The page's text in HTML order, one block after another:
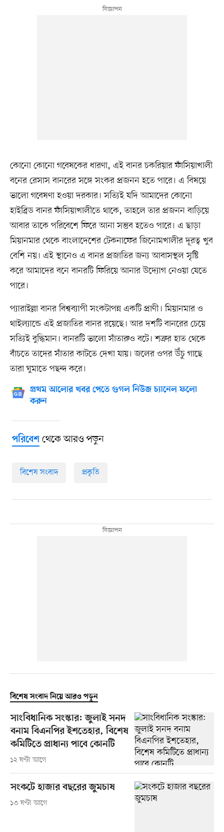
কোনো কোনো গবেষকের ধারণা, এই বানর চকরিয়ার ফাঁসিয়াখালী
বনের রেসাস বানরের সঙ্গে সংকর প্রজনন হতে পারে। এ বিষয়ে
ভালো গবেষণা হওয়া দরকার। সত্যিই যদি আমাদের কোনো
হাইব্রিড বানর ফাঁসিয়াখালীতে থাকে, তাহলে তার প্রজনন বাড়িয়ে
আবার তাকে পরিবেশে ফিরে আনা সম্ভব হতেও পারে। এ ছাড়া
মিয়ানমার থেকে বাংলাদেশের টেকনাফের জিনোমখালীর দূরত্ব খুব
বেশি নয়। এই স্থানেও এ বানর প্রজাতির জন্য আবাসস্থল সৃষ্টি
করে আমাদের বনে বানরটি ফিরিয়ে আনার উদ্যোগ নেওয়া যেতে
পারে।
প্যারাইল্লা বানর বিশ্বব্যাপী সংকটাপন্ন একটি প্রাণী। মিয়ানমার ও
থাইল্যান্ডে এই প্রজাতির বানর রয়েছে। আর দশটি বানরের চেয়ে
সত্যিই বুদ্ধিমান। বানরটি ভালো সাঁতারুও বটে। শত্রুর হাত থেকে
বাঁচতে তাদের সাঁতার কাটতে দেখা যায়। জলের ওপর উঁচু গাছে
তারা ঘুমাতে পছন্দ করে।
প্রথম আলোর খবর পেতে গুগল নিউজ চ্যানেল ফলো
করুন
পরিবেশথেকে আরও পড়ুন
বিশেষ সংবাদ প্রকৃতি
বিশেষ সংবাদ নিয়ে আরও পড়ুন
সাংবিধানিক সংস্কার: জুলাই সনদ
বনাম বিএনপির ইশতেহার, বিশেষ
কমিটিতে প্রাধান্য পাবে কোনটি
১২ ঘণ্টা আগে
সংকটে হাজার বছরের জুমচাষ
১৩ ঘণ্টা আগে